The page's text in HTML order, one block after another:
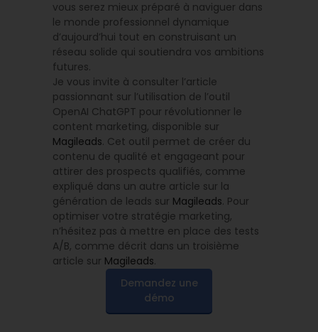
vous serez mieux préparé à naviguer dans
le monde professionnel dynamique
d’aujourd’hui tout en construisant un
réseau solide qui soutiendra vos ambitions
futures.
Je vous invite à consulter l’article
passionnant sur l’utilisation de l’outil
OpenAI ChatGPT pour révolutionner le
content marketing, disponible sur
Magileads. Cet outil permet de créer du
contenu de qualité et engageant pour
attirer des prospects qualifiés, comme
expliqué dans un autre article sur la
génération de leads sur Magileads. Pour
optimiser votre stratégie marketing,
n’hésitez pas à mettre en place des tests
A/B, comme décrit dans un troisième
article sur Magileads.
Demandez une
démo